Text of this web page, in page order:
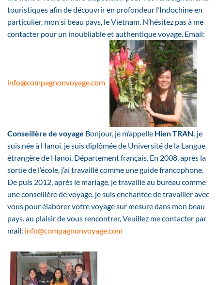
touristiques afin de découvrir en profondeur l’Indochine en
particulier, mon si beau pays, le Vietnam. N’hésitez pas à me
contacter pour un inoubliable et authentique voyage. Email:
info@compagnonvoyage.com
Conseillère de voyage Bonjour, je m’appelle Hien TRAN. je
suis née à Hanoi. je suis diplômée de Université de la Langue
étrangère de Hanoi, Département français. En 2008, après la
sortie de l’école, j’ai travaillé comme une guide francophone.
De puis 2012, après le mariage, je travaille au bureau comme
une conseillère de voyage. je suis enchantée de travailler avec
vous pour élaborer votre voyage sur mesure dans mon beau
pays. au plaisir de vous rencontrer, Veuillez me contacter par
mail: info@compagnonvoyage.com